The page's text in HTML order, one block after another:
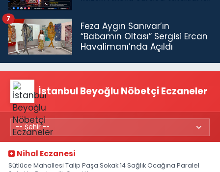
Feza Aygın Sanıvar’ın
“Babamın Oltası” Sergisi Ercan
Havalimanı’nda Açıldı
7
İstanbul Beyoğlu Nöbetçi Eczaneler
Nihal Eczanesi
Sütlüce Mahallesi Talip Paşa Sokak 14 Sağlık Ocağına Paralel